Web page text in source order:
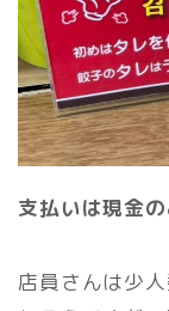
支払いは現金
店員さんは少